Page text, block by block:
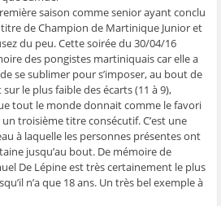
saison comme senior ayant conclu
titre de Champion de Martinique Junior et
du peu. Cette soirée du 30/04/16
des pongistes martiniquais car elle a
se sublimer pour s’imposer, au bout de
le plus faible des écarts (11 à 9),
tout le monde donnait comme le favori
troisième titre consécutif. C’est une
à laquelle les personnes présentes ont
jusqu’au bout. De mémoire de
De Lépine est très certainement le plus
n’a que 18 ans. Un très bel exemple à